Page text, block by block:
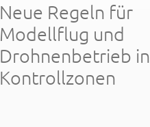
Neue Regeln für
Modellflug und
Drohnenbetrieb in
Kontrollzonen